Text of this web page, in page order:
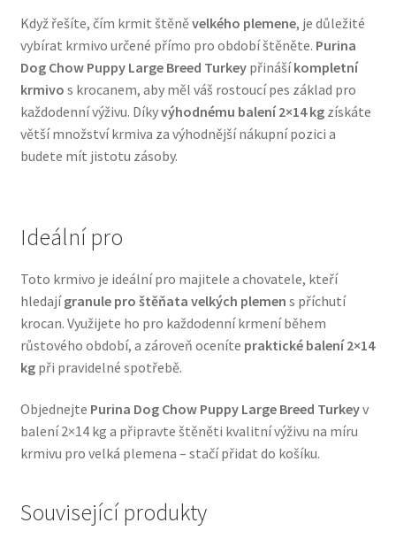
Přepravky pro psy
Purizon pro psy — Vysoký obsah masa, bez obilovin
Royal Canin pro psy
Když řešíte, čím krmit štěněvelkého plemene, je důležité
vybírat krmivo určené přímo pro období štěněte. Purina
Dog Chow Puppy Large Breed Turkeypřinášíkompletní
krmivo s krocanem, aby měl váš rostoucí pes základ pro
každodenní výživu. Díkyvýhodnému balení 2×14 kgzískáte
větší množství krmiva za výhodnější nákupní pozici a
budete mít jistotu zásoby.
Ideální pro
Toto krmivo je ideální pro majitele a chovatele, kteří
hledajígranule pro štěňata velkých plemen s příchutí
krocan. Využijete ho pro každodenní krmení během
růstového období, a zároveň oceníte praktické balení 2×14
kgpři pravidelné spotřebě.
Objednejte Purina Dog Chow Puppy Large Breed Turkeyv
balení 2×14 kg a připravte štěněti kvalitní výživu na míru
krmivu pro velká plemena – stačí přidat do košíku.
Související produkty